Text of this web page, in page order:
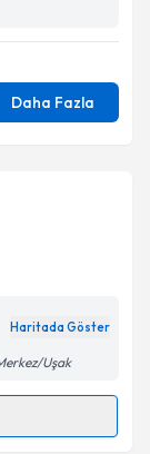
Daha Fazla
Haritada Göster
Uşak